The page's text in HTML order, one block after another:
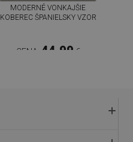
MODERNÉ VONKAJŠIE
KOBEREC ŠPANIELSKY VZOR
CENA: 44.99 €